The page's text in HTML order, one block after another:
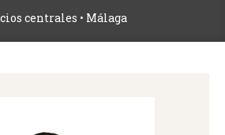
centrales • Málaga